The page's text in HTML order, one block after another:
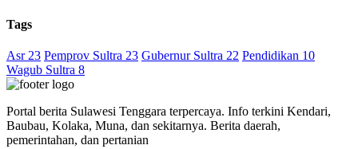
Tags
Asr 23 Pemprov Sultra 23 Gubernur Sultra 22 Pendidikan 10
Wagub Sultra 8
Portal berita Sulawesi Tenggara terpercaya. Info terkini Kendari,
Baubau, Kolaka, Muna, dan sekitarnya. Berita daerah,
pemerintahan, dan pertanian